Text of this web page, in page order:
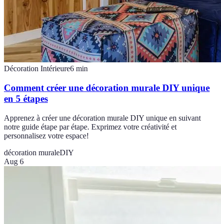
Décoration Intérieure6 min
Comment créer une décoration murale DIY unique
en 5 étapes
Apprenez à créer une décoration murale DIY unique en suivant
notre guide étape par étape. Exprimez votre créativité et
personnalisez votre espace!
décoration muraleDIY
Aug 6